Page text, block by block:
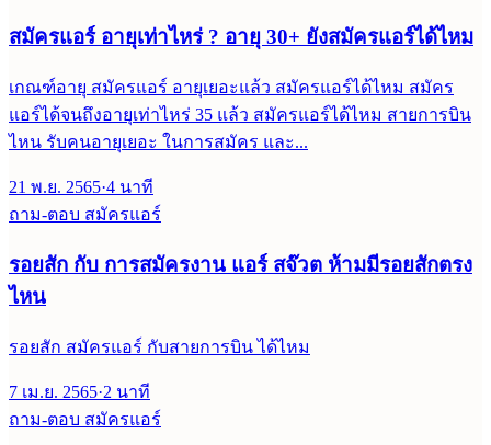
สมัครแอร์ อายุเท่าไหร่ ? อายุ 30+ ยังสมัครแอร์ได้ไหม
เกณฑ์อายุ สมัครแอร์ อายุเยอะแล้ว สมัครแอร์ได้ไหม สมัคร
แอร์ได้จนถึงอายุเท่าไหร่ 35 แล้ว สมัครแอร์ได้ไหม สายการบิน
ไหน รับคนอายุเยอะ ในการสมัคร และ...
21 พ.ย. 2565·4 นาที
ถาม-ตอบ สมัครแอร์
รอยสัก กับ การสมัครงาน แอร์ สจ๊วต ห้ามมีรอยสักตรง
ไหน
รอยสัก สมัครแอร์ กับสายการบิน ได้ไหม
7 เม.ย. 2565·2 นาที
ถาม-ตอบ สมัครแอร์